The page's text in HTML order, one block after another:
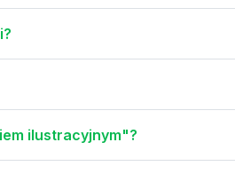
ilustracyjnym"?